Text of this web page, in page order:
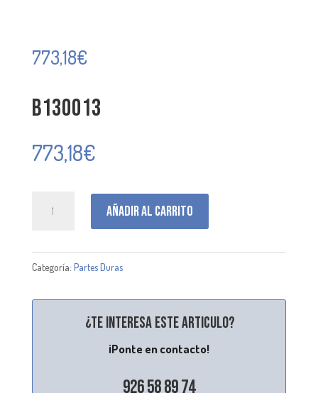
773,18€
B130013
773,18€
Añadir al carrito
Categoría: Partes Duras
¿Te interesa este articulo?
¡Ponte en contacto!
926 58 89 74